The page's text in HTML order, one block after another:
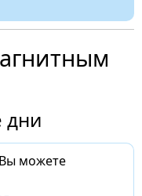
дни
можете